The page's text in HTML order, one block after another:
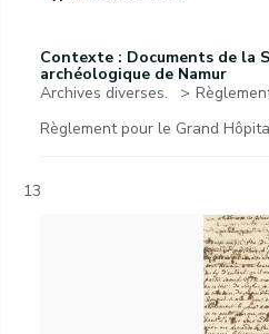
Contexte : Documents de la
archéologique de Namur
Archives diverses.
Règlement pour le Grand
13